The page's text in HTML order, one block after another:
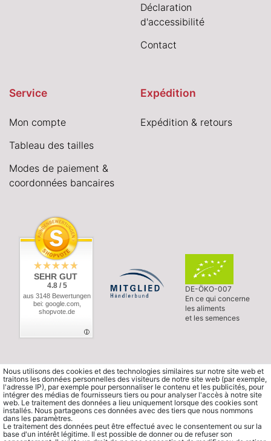
Déclaration
d'accessibilité
Contact
Service
Mon compte
Tableau des tailles
Modes de paiement &
coordonnées bancaires
Expédition
Expédition & retours
SEHR GUT
4.8 / 5
aus 3148 Bewertungen
bei: google.com,
shopvote.de
DE-ÖKO-007
En ce qui concerne
les aliments
et les semences
Nous utilisons des cookies et des technologies similaires sur notre site web et
traitons les données personnelles des visiteurs de notre site web (par exemple,
l'adresse IP), par exemple pour personnaliser le contenu et les publicités, pour
intégrer des médias de fournisseurs tiers ou pour analyser l'accès à notre site
web. Le traitement des données a lieu uniquement lorsque des cookies sont
installés. Nous partageons ces données avec des tiers que nous nommons
dans les paramètres.
Le traitement des données peut être effectué avec le consentement ou sur la
base d'un intérêt légitime. Il est possible de donner ou de refuser son